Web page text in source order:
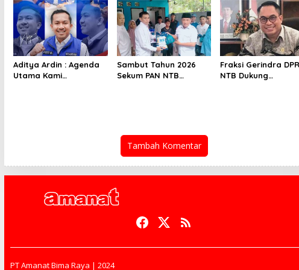
LKPJ
Aditya Ardin : Agenda
Utama Kami
Sambut Tahun 2026
Sekum PAN NTB
Fraksi Gerindra
NTB Dukung
Tambah Komentar
PT Amanat Bima Raya | 2024